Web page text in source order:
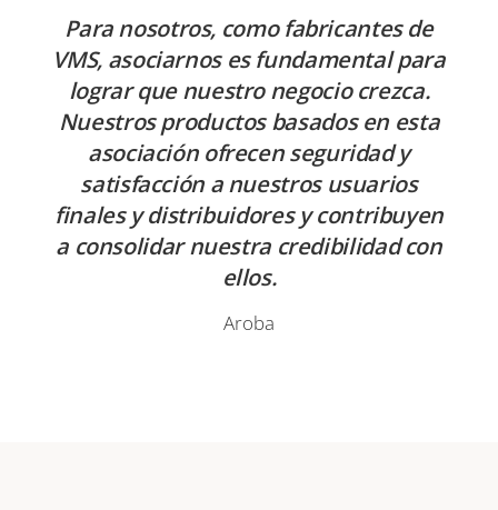
Para nosotros, como fabricantes de
VMS, asociarnos es fundamental para
lograr que nuestro negocio crezca.
Nuestros productos basados en esta
asociación ofrecen seguridad y
satisfacción a nuestros usuarios
finales y distribuidores y contribuyen
a consolidar nuestra credibilidad con
ellos.
Aroba